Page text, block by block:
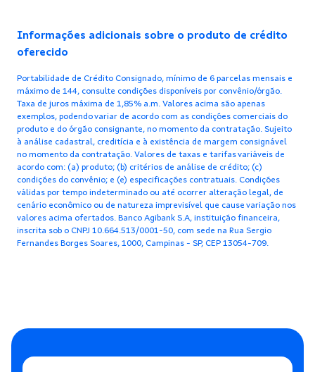
Informações adicionais sobre o produto de crédito
oferecido
Portabilidade de Crédito Consignado, mínimo de 6 parcelas mensais e
máximo de 144, consulte condições disponíveis por convênio/órgão.
Taxa de juros máxima de 1,85% a.m. Valores acima são apenas
exemplos, podendo variar de acordo com as condições comerciais do
produto e do órgão consignante, no momento da contratação. Sujeito
à análise cadastral, creditícia e à existência de margem consignável
no momento da contratação. Valores de taxas e tarifas variáveis de
acordo com: (a) produto; (b) critérios de análise de crédito; (c)
condições do convênio; e (e) especificações contratuais. Condições
válidas por tempo indeterminado ou até ocorrer alteração legal, de
cenário econômico ou de natureza imprevisível que cause variação nos
valores acima ofertados. Banco Agibank S.A, instituição financeira,
inscrita sob o CNPJ 10.664.513/0001-50, com sede na Rua Sergio
Fernandes Borges Soares, 1000, Campinas - SP, CEP 13054-709.